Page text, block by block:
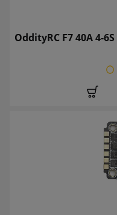
OddityRC F7 40A 4-